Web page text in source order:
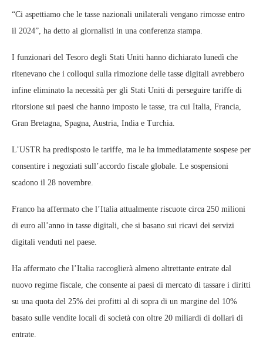
“Ci aspettiamo che le tasse nazionali unilaterali vengano rimosse entro
il 2024”, ha detto ai giornalisti in una conferenza stampa.
I funzionari del Tesoro degli Stati Uniti hanno dichiarato lunedì che
ritenevano che i colloqui sulla rimozione delle tasse digitali avrebbero
infine eliminato la necessità per gli Stati Uniti di perseguire tariffe di
ritorsione sui paesi che hanno imposto le tasse, tra cui Italia, Francia,
Gran Bretagna, Spagna, Austria, India e Turchia.
L’USTR ha predisposto le tariffe, ma le ha immediatamente sospese per
consentire i negoziati sull’accordo fiscale globale. Le sospensioni
scadono il 28 novembre.
Franco ha affermato che l’Italia attualmente riscuote circa 250 milioni
di euro all’anno in tasse digitali, che si basano sui ricavi dei servizi
digitali venduti nel paese.
Ha affermato che l’Italia raccoglierà almeno altrettante entrate dal
nuovo regime fiscale, che consente ai paesi di mercato di tassare i diritti
su una quota del 25% dei profitti al di sopra di un margine del 10%
basato sulle vendite locali di società con oltre 20 miliardi di dollari di
entrate.